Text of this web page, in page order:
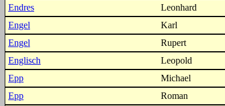
Endres
Leonhard
Engel
Karl
Engel
Rupert
Englisch
Leopold
Epp
Michael
Epp
Roman